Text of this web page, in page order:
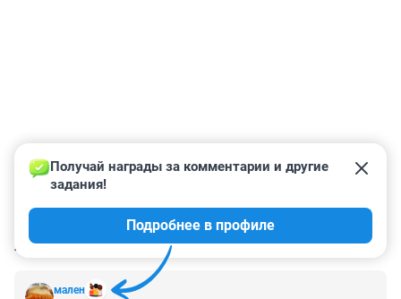
КОММЕНТАРИИ 2
мален
Получай награды за комментарии и другие
задания!
Подробнее в профиле